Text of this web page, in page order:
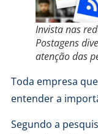
Invista nas
Postagens
atenção das
Toda empresa
entender a
Segundo a